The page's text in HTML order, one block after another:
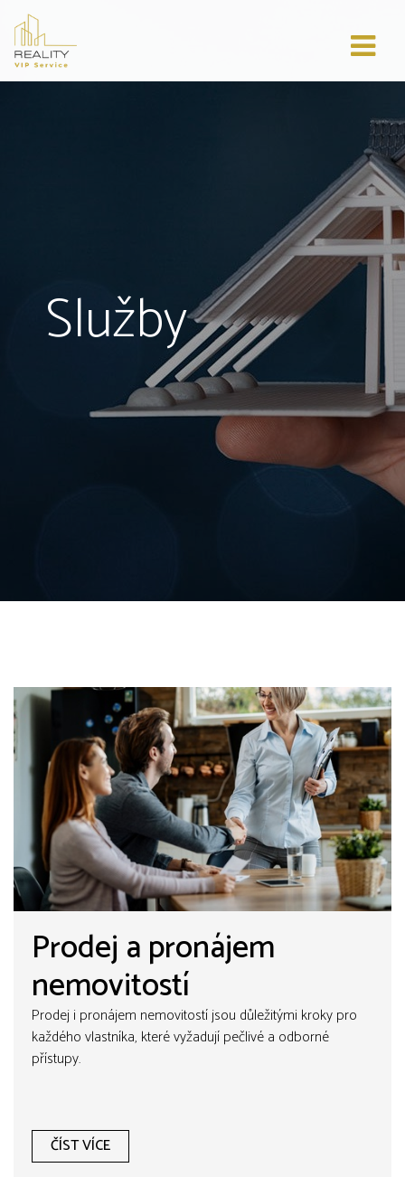
Služby
Prodej a pronájem
nemovitostí
Prodej i pronájem nemovitostí jsou důležitými kroky pro
každého vlastníka, které vyžadují pečlivé a odborné
přístupy.
ČÍST VÍCE